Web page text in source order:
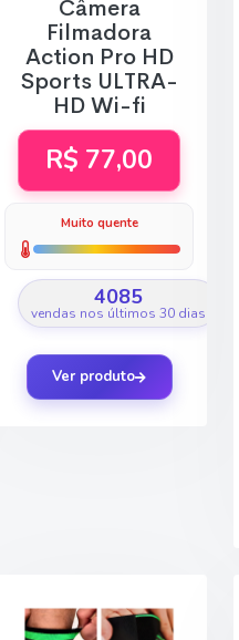
Câmera
Filmadora
Action Pro HD
Sports ULTRA-
HD Wi-fi
R$ 77,00
Muito quente
4085
vendas nos últimos 30 dias
Ver produto